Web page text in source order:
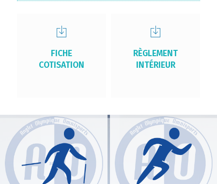
FICHE
COTISATION
RÈGLEMENT
INTÉRIEUR